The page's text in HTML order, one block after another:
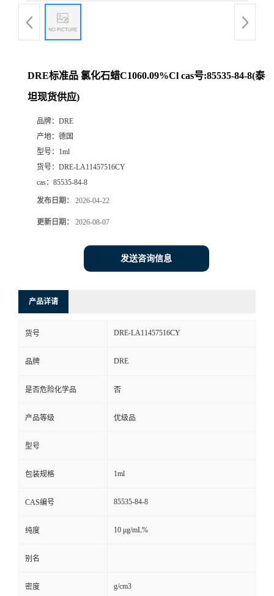
DRE标准品 氯化石蜡C1060.09%Cl cas号:85535-84-8(泰
坦现货供应)
品牌： DRE
产地： 德国
型号： 1ml
货号： DRE-LA11457516CY
cas： 85535-84-8
发布日期： 2026-04-22
更新日期： 2026-08-07
发送咨询信息
产品详请
货号 DRE-LA11457516CY
品牌 DRE
是否危险化学品 否
产品等级 优级品
型号
包装规格 1ml
CAS编号 85535-84-8
纯度 10 μg/mL%
别名
密度 g/cm3